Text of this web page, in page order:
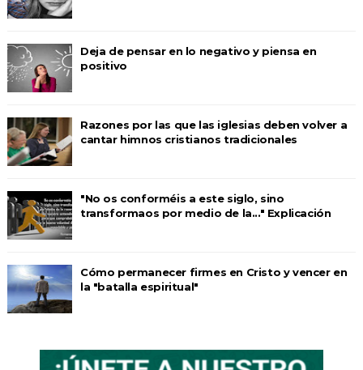
Deja de pensar en lo negativo y piensa en
positivo
Razones por las que las iglesias deben volver a
cantar himnos cristianos tradicionales
"No os conforméis a este siglo, sino
transformaos por medio de la..." Explicación
Cómo permanecer firmes en Cristo y vencer en
la "batalla espiritual"